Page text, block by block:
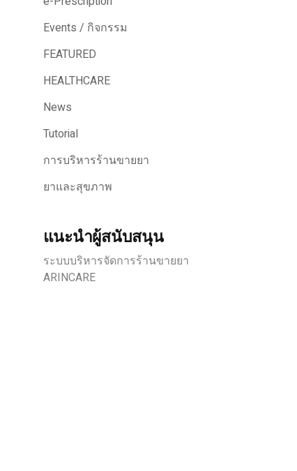
Events / กิจกรรม
FEATURED
HEALTHCARE
News
Tutorial
การบริหารร้านขายยา
ยาและสุขภาพ
แนะนำผู้สนับสนุน
ระบบบริหารจัดการร้านขายยา
ARINCARE